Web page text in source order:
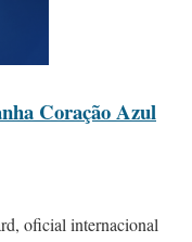
Coração Azul
oficial internacional